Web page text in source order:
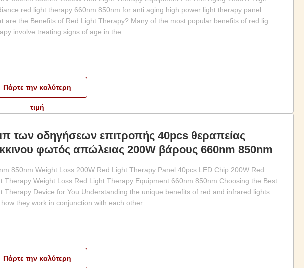
red light therapy 660nm 850nm for anti aging high power light therapy panel
are the Benefits of Red Light Therapy? Many of the most popular benefits of red light
involve treating signs of age in the ...
Πάρτε την καλύτερη
τιμή
των οδηγήσεων επιτροπής 40pcs θεραπείας
φωτός απώλειας 200W βάρους 660nm 850nm
850nm Weight Loss 200W Red Light Therapy Panel 40pcs LED Chip 200W Red
Therapy Weight Loss Red Light Therapy Equipment 660nm 850nm Choosing the Best
Therapy Device for You Understanding the unique benefits of red and infrared lights,
they work in conjunction with each other...
Πάρτε την καλύτερη